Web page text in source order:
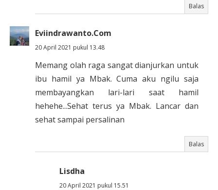
Balas
Eviindrawanto.Com
20 April 2021 pukul 13.48
Memang olah raga sangat dianjurkan untuk
ibu hamil ya Mbak. Cuma aku ngilu saja
membayangkan lari-lari saat hamil
hehehe...Sehat terus ya Mbak. Lancar dan
sehat sampai persalinan
Balas
Lisdha
20 April 2021 pukul 15.51